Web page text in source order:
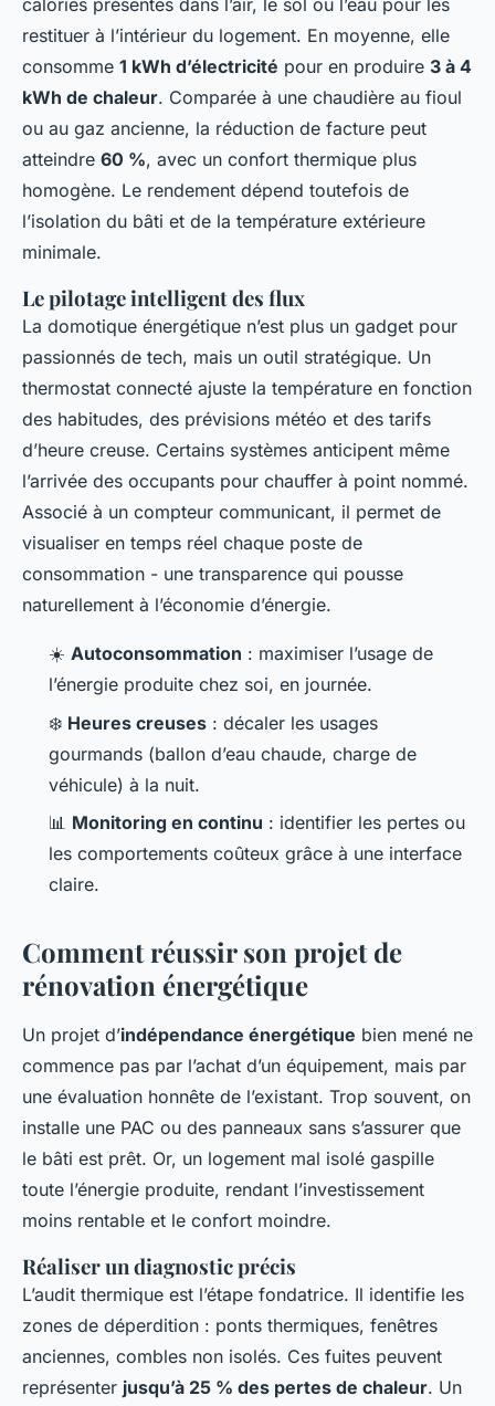
calories présentes dans l’air, le sol ou l’eau pour les
restituer à l’intérieur du logement. En moyenne, elle
consomme 1 kWh d’électricité pour en produire 3 à 4
kWh de chaleur. Comparée à une chaudière au fioul
ou au gaz ancienne, la réduction de facture peut
atteindre 60 %, avec un confort thermique plus
homogène. Le rendement dépend toutefois de
l’isolation du bâti et de la température extérieure
minimale.
Le pilotage intelligent des flux
La domotique énergétique n’est plus un gadget pour
passionnés de tech, mais un outil stratégique. Un
thermostat connecté ajuste la température en fonction
des habitudes, des prévisions météo et des tarifs
d’heure creuse. Certains systèmes anticipent même
l’arrivée des occupants pour chauffer à point nommé.
Associé à un compteur communicant, il permet de
visualiser en temps réel chaque poste de
consommation - une transparence qui pousse
naturellement à l’économie d’énergie.
☀️ Autoconsommation : maximiser l’usage de
l’énergie produite chez soi, en journée.
❄️ Heures creuses : décaler les usages
gourmands (ballon d’eau chaude, charge de
véhicule) à la nuit.
📊 Monitoring en continu : identifier les pertes ou
les comportements coûteux grâce à une interface
claire.
Comment réussir son projet de
rénovation énergétique
Un projet d’indépendance énergétique bien mené ne
commence pas par l’achat d’un équipement, mais par
une évaluation honnête de l’existant. Trop souvent, on
installe une PAC ou des panneaux sans s’assurer que
le bâti est prêt. Or, un logement mal isolé gaspille
toute l’énergie produite, rendant l’investissement
moins rentable et le confort moindre.
Réaliser un diagnostic précis
L’audit thermique est l’étape fondatrice. Il identifie les
zones de déperdition : ponts thermiques, fenêtres
anciennes, combles non isolés. Ces fuites peuvent
représenter jusqu’à 25 % des pertes de chaleur. Un